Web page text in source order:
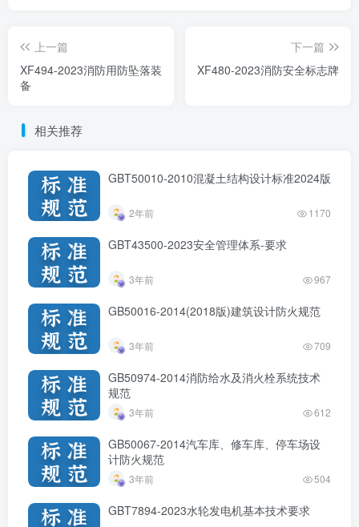
上一篇
XF494-2023消防用防坠落装
备
下一篇
XF480-2023消防安全标志牌
相关推荐
GBT50010-2010混凝土结构设计标准2024版
2年前 1170
GBT43500-2023安全管理体系-要求
3年前 967
GB50016-2014(2018版)建筑设计防火规范
3年前 709
GB50974-2014消防给水及消火栓系统技术
规范
3年前 612
GB50067-2014汽车库、修车库、停车场设
计防火规范
3年前 504
GBT7894-2023水轮发电机基本技术要求